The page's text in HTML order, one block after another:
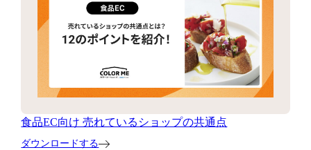
食品EC向け 売れているショップの共通点
ダウンロードする